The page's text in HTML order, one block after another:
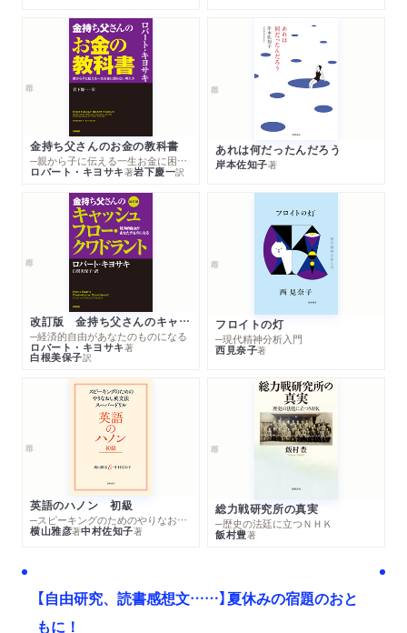
金持ち父さんのお金の教科書
─親から子に伝える一生お金に困らない考え方
ロバート・キヨサキ著岩下慶一訳
あれは何だったんだろう
岸本佐知子著
改訂版 金持ち父さんのキャッシュフロー・クワドラント
─経済的自由があなたのものになる
ロバート・キヨサキ著
白根美保子訳
フロイトの灯
─現代精神分析入門
西見奈子著
英語のハノン 初級
─スピーキングのためのやりなおし英文法スーパードリル
横山雅彦著中村佐知子著
総力戦研究所の真実
─歴史の法廷に立つＮＨＫ
飯村豊著
【自由研究、読書感想文……】夏休みの宿題のおと
もに！